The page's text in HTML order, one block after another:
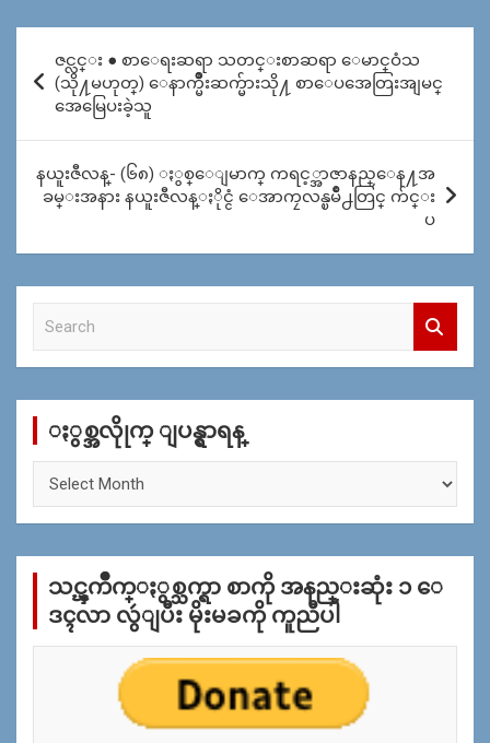
navigation
ဇင္လင္း ● စာေရးဆရာ သတင္းစာဆရာ ေမာင္ဝံသ
(သို႔မဟုတ္) ေနာက္မ်ိဳးဆက္မ်ားသို႔ စာေပအေတြးအျမင္
အေမြေပးခဲ့သူ
နယူးဇီလန္- (၆၈) ႏွစ္ေျမာက္ ကရင့္အာဇာနည္ေန႔အ
ခမ္းအနား နယူးဇီလန္ႏိုင္ငံ ေအာကၠလန္ၿမိဳ႕တြင္ က်င္း
ပ
c
ႏွစ္အလိုုက္ ျပန္ရွာရန္
က္
န္
သင္ၾကိဳက္ႏွစ္သက္ရာ စာကို အနည္းဆုံး ၁ ေ
ဒၚလာ လွဴျပီး မိုးမခကို ကူညီပါ